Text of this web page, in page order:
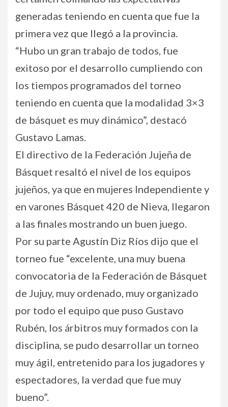
generadas teniendo en cuenta que fue la
primera vez que llegó a la provincia.
“Hubo un gran trabajo de todos, fue
exitoso por el desarrollo cumpliendo con
los tiempos programados del torneo
teniendo en cuenta que la modalidad 3×3
de básquet es muy dinámico”, destacó
Gustavo Lamas.
El directivo de la Federación Jujeña de
Básquet resaltó el nivel de los equipos
jujeños, ya que en mujeres Independiente y
en varones Básquet 420 de Nieva, llegaron
a las finales mostrando un buen juego.
Por su parte Agustín Diz Ríos dijo que el
torneo fue “excelente, una muy buena
convocatoria de la Federación de Básquet
de Jujuy, muy ordenado, muy organizado
por todo el equipo que puso Gustavo
Rubén, los árbitros muy formados con la
disciplina, se pudo desarrollar un torneo
muy ágil, entretenido para los jugadores y
espectadores, la verdad que fue muy
bueno”.